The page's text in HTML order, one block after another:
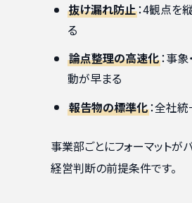
抜け漏れ防止：4観点を
る
論点整理の高速化：事
動が早まる
報告物の標準化：全社
事業部ごとにフォーマットが
経営判断の前提条件です。